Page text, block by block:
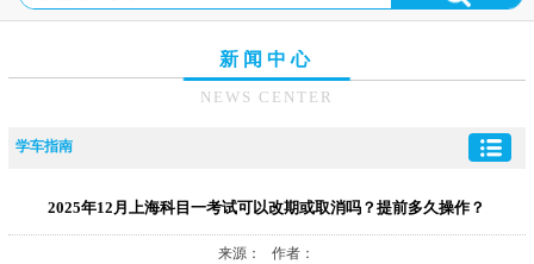
新闻中心
NEWS CENTER
学车指南
2025年12月上海科目一考试可以改期或取消吗？提前多久操作？
来源： 作者：